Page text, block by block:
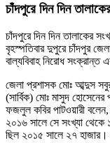
চাঁদপুরে দিন দিন
চাঁদপুরে দিন দিন তালাকের
বৃহস্পতিবার দুপুরে চাঁদপুর
বাল্যবিবাহ নিরোধ
জেলা প্রশাসক মোঃ আব্দুস
(সার্বিক) মোঃ মাসুদ হোসেনের
ফজলুল কবির পাটওয়ারী
২০১৬ সালে সে সংখ্যা থেকে
ছিল ২০১৫ সালে ২৭